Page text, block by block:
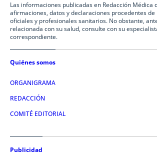
Las informaciones publicadas en Redacción Médica
afirmaciones, datos y declaraciones procedentes
oficiales y profesionales sanitarios. No obstante,
relacionada con su salud, consulte con su
correspondiente.
Quiénes somos
ORGANIGRAMA
REDACCIÓN
COMITÉ EDITORIAL
Publicidad